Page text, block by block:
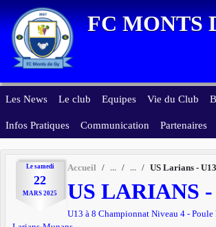
FC MONTS
Les News Le club Equipes Vie du Club
Infos Pratiques Communication Partenaires
Le samedi
22
MARS 2025
Accueil US Larians - U13
US LARIANS -
U13 à 8 Championnat Niveau 4 - Poule
Panneau de gestion des cookies